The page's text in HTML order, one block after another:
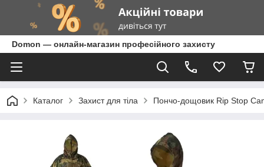
Domon — онлайн-магазин професійного захисту
Каталог Захист для тіла Пончо-дощовик Rip Stop